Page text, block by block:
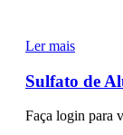
Ler mais
Sulfato de
Faça login para